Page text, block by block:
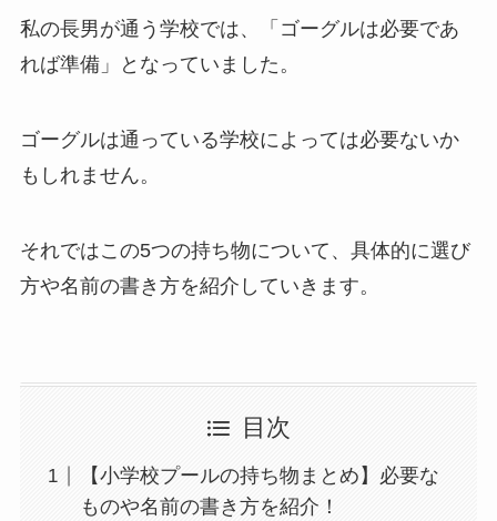
私の長男が通う学校では、「ゴーグルは必要であ
れば準備」となっていました。
ゴーグルは通っている学校によっては必要ないか
もしれません。
それではこの5つの持ち物について、具体的に選び
方や名前の書き方を紹介していきます。
目次
【小学校プールの持ち物まとめ】必要な
ものや名前の書き方を紹介！